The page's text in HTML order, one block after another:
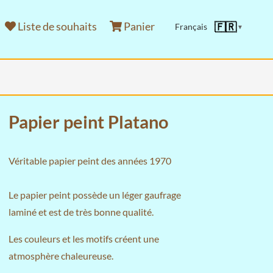
Liste de souhaits Panier Français 🇫🇷▼
Papier peint Platano
Véritable papier peint des années 1970
Le papier peint possède un léger gaufrage
laminé et est de très bonne qualité.
Les couleurs et les motifs créent une
atmosphère chaleureuse.